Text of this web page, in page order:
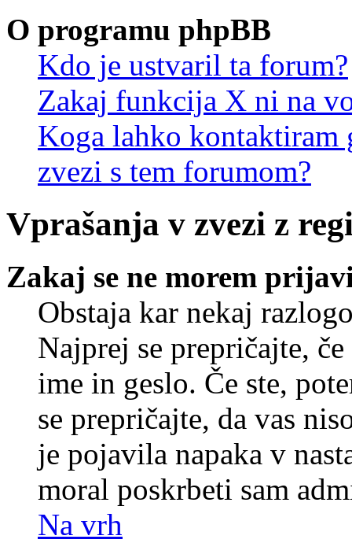
O programu phpBB
Kdo je ustvaril ta forum?
Zakaj funkcija X ni na
Koga lahko kontaktiram
zvezi s tem forumom?
Vprašanja v zvezi z
Zakaj se ne morem
Obstaja kar nekaj
Najprej se prepričajte,
ime in geslo. Če ste,
se prepričajte, da vas
je pojavila napaka v
moral poskrbeti sam
Na vrh